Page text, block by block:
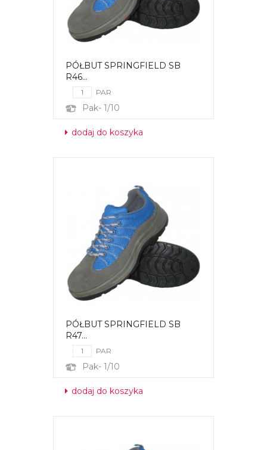
PÓŁBUT SPRINGFIELD SB
R46...
PAR
Pak- 1/10
dodaj do koszyka
PÓŁBUT SPRINGFIELD SB
R47...
PAR
Pak- 1/10
dodaj do koszyka